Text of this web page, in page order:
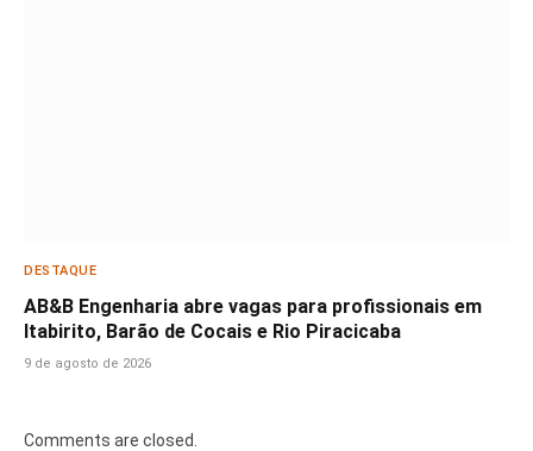
DESTAQUE
AB&B Engenharia abre vagas para profissionais em
Itabirito, Barão de Cocais e Rio Piracicaba
9 de agosto de 2026
Comments are closed.